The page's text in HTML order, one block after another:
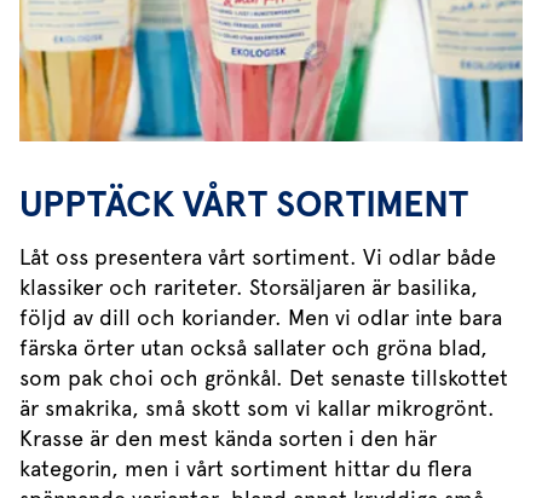
UPPTÄCK VÅRT SORTIMENT
Låt oss presentera vårt sortiment. Vi odlar både
klassiker och rariteter. Storsäljaren är basilika,
följd av dill och koriander. Men vi odlar inte bara
färska örter utan också sallater och gröna blad,
som pak choi och grönkål. Det senaste tillskottet
är smakrika, små skott som vi kallar mikrogrönt.
Krasse är den mest kända sorten i den här
kategorin, men i vårt sortiment hittar du flera